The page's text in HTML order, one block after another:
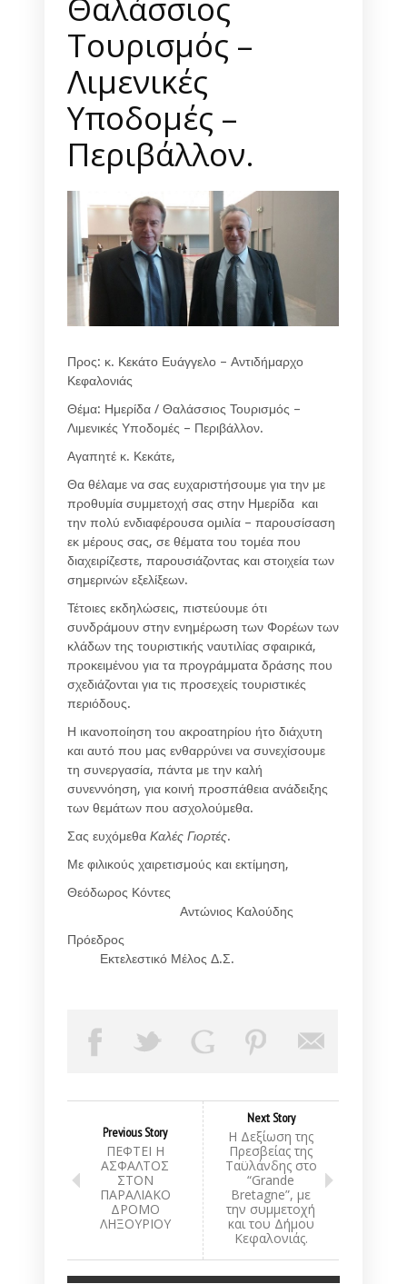
Τουρισμός –
Λιμενικές
Υποδομές –
Περιβάλλον.
Προς: κ. Κεκάτο Ευάγγελο – Αντιδήμαρχο
Κεφαλονιάς
Θέμα: Ημερίδα / Θαλάσσιος Τουρισμός –
Λιμενικές Υποδομές – Περιβάλλον.
Αγαπητέ κ. Κεκάτε,
Θα θέλαμε να σας ευχαριστήσουμε για την με
προθυμία συμμετοχή σας στην Ημερίδα και
την πολύ ενδιαφέρουσα ομιλία – παρουσίσαση
εκ μέρους σας, σε θέματα του τομέα που
διαχειρίζεστε, παρουσιάζοντας και στοιχεία των
σημερινών εξελίξεων.
Τέτοιες εκδηλώσεις, πιστεύουμε ότι
συνδράμουν στην ενημέρωση των Φορέων των
κλάδων της τουριστικής ναυτιλίας σφαιρικά,
προκειμένου για τα προγράμματα δράσης που
σχεδιάζονται για τις προσεχείς τουριστικές
περιόδους.
Η ικανοποίηση του ακροατηρίου ήτο διάχυτη
και αυτό που μας ενθαρρύνει να συνεχίσουμε
τη συνεργασία, πάντα με την καλή
συνεννόηση, για κοινή προσπάθεια ανάδειξης
των θεμάτων που ασχολούμεθα.
Σας ευχόμεθα Καλές Γιορτές.
Με φιλικούς χαιρετισμούς και εκτίμηση,
Θεόδωρος Κόντες
Αντώνιος Καλούδης
Πρόεδρος
Εκτελεστικό Μέλος Δ.Σ.
Previous Story
ΠΕΦΤΕΙ Η
ΑΣΦΑΛΤΟΣ
ΣΤΟΝ
ΠΑΡΑΛΙΑΚΟ
ΔΡΟΜΟ
ΛΗΞΟΥΡΙΟΥ
Next Story
Η Δεξίωση της
Πρεσβείας της
Ταϋλάνδης στο
“Grande
Bretagne”, με
την συμμετοχή
και του Δήμου
Κεφαλονιάς.